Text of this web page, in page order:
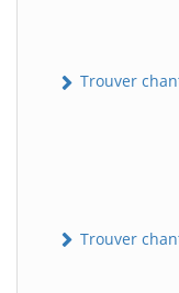
Trouver
Trouver